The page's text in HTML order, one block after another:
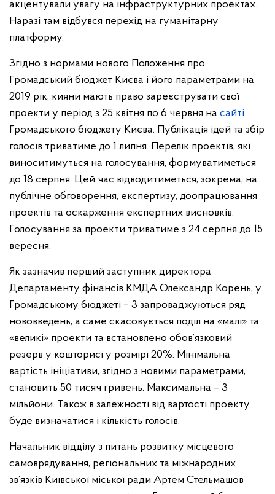
акцентували увагу на інфраструктурних проектах.
Наразі там відбувся перехід на гуманітарну
платформу.
Згідно з нормами нового Положення про
Громадський бюджет Києва і його параметрами на
2019 рік, кияни мають право зареєструвати свої
проекти у період з 25 квітня по 6 червня на сайті
Громадського бюджету Києва. Публікація ідей та збір
голосів триватиме до 1 липня. Перелік проектів, які
виноситимуться на голосування, формуватиметься
до 18 серпня. Цей час відводитиметься, зокрема, на
публічне обговорення, експертизу, доопрацювання
проектів та оскарження експертних висновків.
Голосування за проекти триватиме з 24 серпня до 15
вересня.
Як зазначив перший заступник директора
Департаменту фінансів КМДА Олександр Корень, у
Громадському бюджеті ‒ 3 запроваджуються ряд
нововведень, а саме скасовується поділ на «малі» та
«великі» проекти та встановлено обов’язковий
резерв у кошторисі у розмірі 20%. Мінімальна
вартість ініціативи, згідно з новими параметрами,
становить 50 тисяч гривень. Максимальна – 3
мільйони. Також в залежності від вартості проекту
буде визначатися і кількість голосів.
Начальник відділу з питань розвитку місцевого
самоврядування, регіональних та міжнародних
зв’язків Київської міської ради Артем Стельмашов